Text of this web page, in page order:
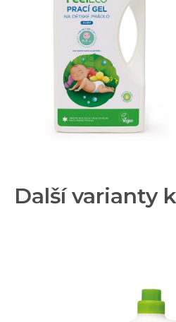
Další varianty